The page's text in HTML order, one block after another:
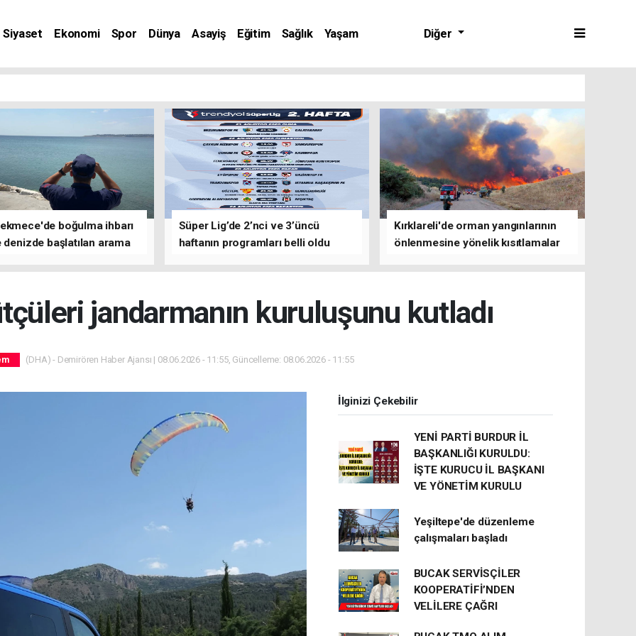
Siyaset Ekonomi Spor Dünya Asayiş Eğitim Sağlık
Yaşam
Diğer
boğulma ihbarı
başlatılan arama
Süper Lig’de 2’nci ve 3’üncü
haftanın programları belli oldu
Kırklareli'de orman yangınlarının
önlenmesine yönelik kısıtlamalar
jandarmanın kuruluşunu kutladı
(DHA) - Demirören Haber Ajansı | 08.06.2026 - 11:55, Güncelleme: 08.06.2026 - 11:55
İlginizi Çekebilir
YENİ PARTİ BURDUR İL
BAŞKANLIĞI KURULDU:
İŞTE KURUCU İL BAŞKANI
VE YÖNETİM KURULU
Yeşiltepe'de düzenleme
çalışmaları başladı
BUCAK SERVİSÇİLER
KOOPERATİFİ’NDEN
VELİLERE ÇAĞRI